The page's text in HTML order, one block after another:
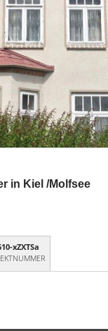
in Kiel /Molfsee
xZXTSa